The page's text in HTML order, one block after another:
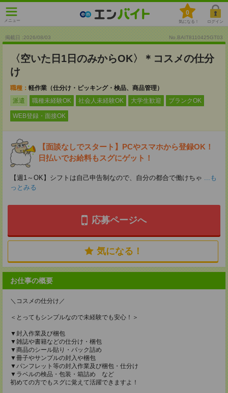
メニュー
0
気になる！ ログイン
掲載日 :2026/08/03 No.BAIT8110425GT03
〈空いた日1日のみからOK〉＊コスメの仕分
け
職種： 軽作業（仕分け・ピッキング・検品、商品管理）
派遣
職種未経験OK 社会人未経験OK 大学生歓迎 ブランクOK
WEB登録・面接OK
【面談なしでスタート】PCやスマホから登録OK！
日払いでお給料もスグにゲット！
【週1～OK】シフトは自己申告制なので、自分の都合で働けちゃ ...も
っとみる
応募ページへ
気になる！
お仕事の概要
＼コスメの仕分け／
＜とってもシンプルなので未経験でも安心！＞
▼封入作業及び梱包
▼雑誌や書籍などの仕分け・梱包
▼商品のシール貼り・パック詰め
▼冊子やサンプルの封入や梱包
▼パンフレット等の封入作業及び梱包・仕分け
▼ラベルの検品・包装・箱詰め など
初めての方でもスグに覚えて活躍できますよ！